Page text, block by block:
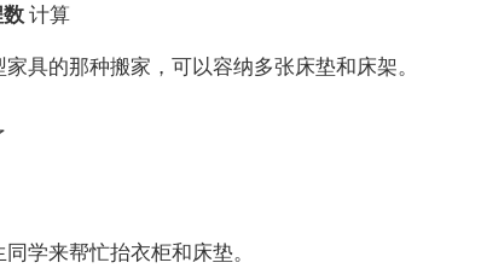
计算
具的那种搬家，可以容纳多张床垫和床架。
学来帮忙抬衣柜和床垫。